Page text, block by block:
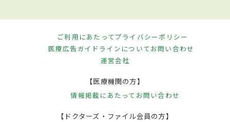
ご利用にあたってプライバシーポリシー
医療広告ガイドラインについてお問い合わせ
運営会社
【医療機関の方】
情報掲載にあたって お問い合わせ
【ドクターズ・ファイル会員の方】